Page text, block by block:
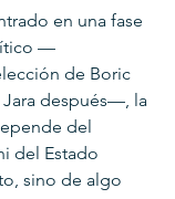
en una fase
—
de Boric
después—, la
del
del Estado
sino de algo